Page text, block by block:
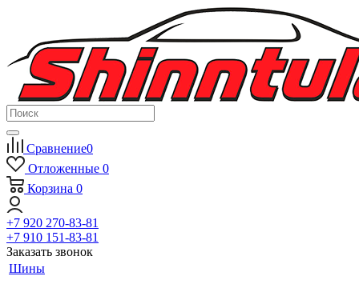
Сравнение0
Отложенные 0
Корзина 0
+7 920 270-83-81
+7 910 151-83-81
Заказать звонок
Шины